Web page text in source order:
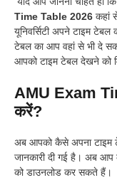
Time Table 2026 कहां
यूनिवर्सिटी अपने टाइम
टेबल का आप वहां से भी दे
आपको टाइम टेबल देखने को
AMU Exam
करें?
अब आपको कैसे अपना टाइम
जानकारी दी गई है। अब
को डाउनलोड कर सकते हैं।